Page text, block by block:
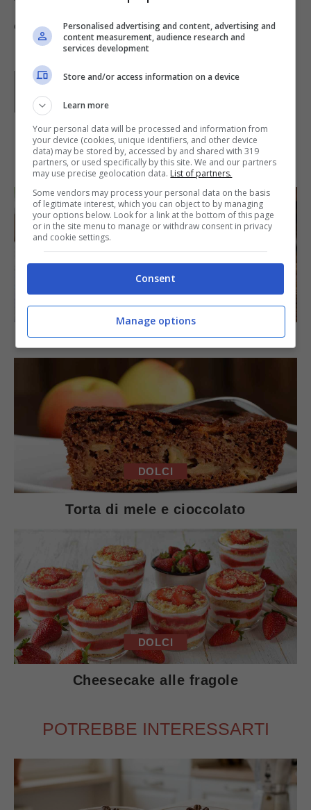
oppure chiudetelo nei sacchetti di plastica.
Parole diPaoletta
al 2011, spaziando tra tutte le tipologie di ricette, dai
IN PRIMO PIANO
Arista di maiale al latte
DOLCI
Torta di mele e cioccolato
DOLCI
Cheesecake alle fragole
POTREBBE INTERESSARTI
Personalised advertising and content, advertising and
content measurement, audience research and
services development
Store and/or access information on a device
Learn more
Your personal data will be processed and information from
your device (cookies, unique identifiers, and other device
data) may be stored by, accessed by and shared with 319
partners, or used specifically by this site. We and our partners
may use precise geolocation data. List of partners.
Some vendors may process your personal data on the basis
of legitimate interest, which you can object to by managing
your options below. Look for a link at the bottom of this page
or in the site menu to manage or withdraw consent in privacy
and cookie settings.
Consent
Manage options